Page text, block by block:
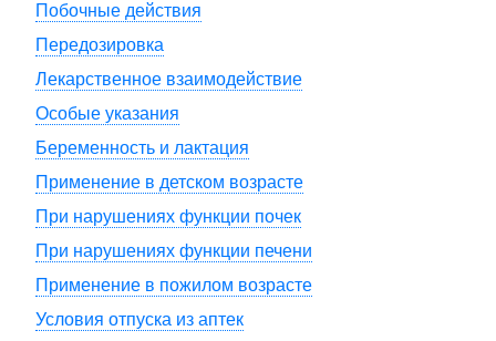
Побочные действия
Передозировка
Лекарственное взаимодействие
Особые указания
Беременность и лактация
Применение в детском возрасте
При нарушениях функции почек
При нарушениях функции печени
Применение в пожилом возрасте
Условия отпуска из аптек